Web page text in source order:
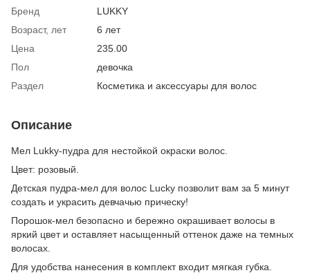
Бренд
LUKKY
Возраст, лет
6 лет
Цена
235.00
Пол
девочка
Раздел
Косметика и аксессуары для волос
Описание
Мел Lukky-пудра для нестойкой окраски волос.
Цвет: розовый.
Детская пудра-мел для волос Lucky позволит вам за 5 минут
создать и украсить девчачью прическу!
Порошок-мел безопасно и бережно окрашивает волосы в
яркий цвет и оставляет насыщенный оттенок даже на темных
волосах.
Для удобства нанесения в комплект входит мягкая губка.